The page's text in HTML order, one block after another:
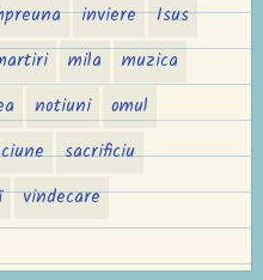
inviere
Isus
mila
muzica
notiuni
omul
sacrificiu
vindecare